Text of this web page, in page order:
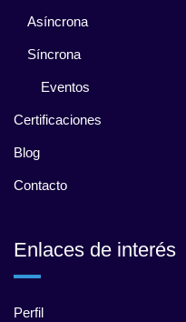
Asíncrona
Síncrona
Eventos
Certificaciones
Blog
Contacto
Enlaces de interés
Perfil